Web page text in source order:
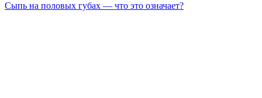
Сыпь на половых губах — что это означает?